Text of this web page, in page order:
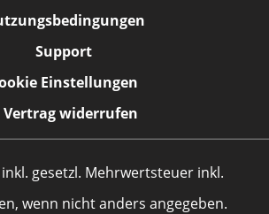
Support
Einstellungen
Vertrag widerrufen
gesetzl. Mehrwertsteuer inkl.
wenn nicht anders angegeben.